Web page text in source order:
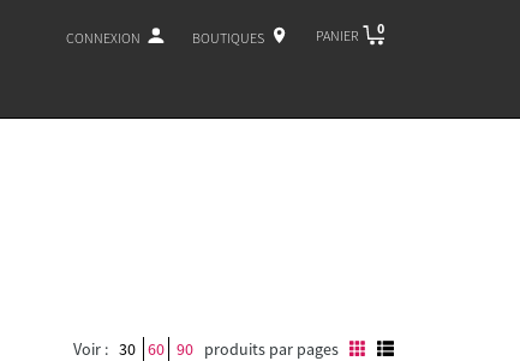
CONNEXION BOUTIQUES PANIER 0
Voir : 30 60 90 produits par pages